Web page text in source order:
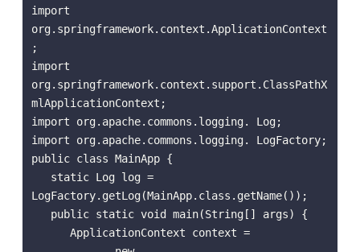
import
org.springframework.context.ApplicationContext
;
import
org.springframework.context.support.ClassPathX
mlApplicationContext;
import org.apache.commons.logging. Log;
import org.apache.commons.logging. LogFactory;
public class MainApp {
LogFactory.getLog(MainApp.class.getName());